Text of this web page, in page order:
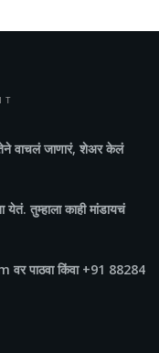
वाचलं जाणारं, शेअर केलं
येतं. तुम्हाला काही मांडायचं
पाठवा किंवा +91 88284